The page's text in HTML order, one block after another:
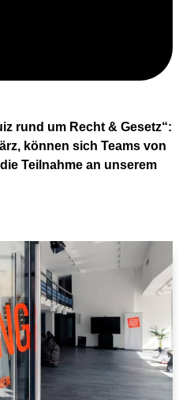
rund um Recht & Gesetz“:
können sich Teams von
Teilnahme an unserem